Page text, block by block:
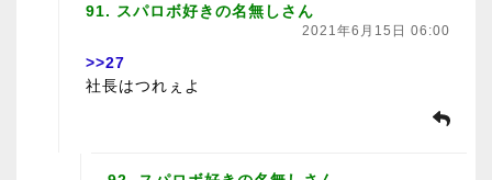
91. スパロボ好きの名無しさん
2021年6月15日 06:00
>>27
社長はつれぇよ